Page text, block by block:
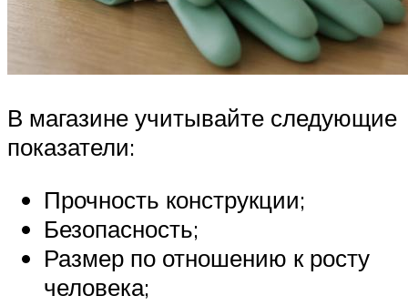
В магазине учитывайте следующие
показатели:
Прочность конструкции;
Безопасность;
Размер по отношению к росту
человека;